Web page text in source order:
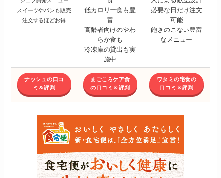
スイーツやパンも販売
注文するほどお得
低カロリー食も豊
富
高齢者向けのやわ
らか食も
冷凍庫の貸出も実
施中
必要な日だけ注文
可能
飽きのこない豊富
なメニュー
ナッシュの口コ
ミ＆評判
まごころケア食
の口コミ＆評判
ワタミの宅食の
口コミ＆評判